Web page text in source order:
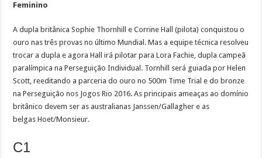
Feminino
A dupla britânica Sophie Thornhill e Corrine Hall (pilota) conquistou o
ouro nas três provas no último Mundial. Mas a equipe técnica resolveu
trocar a dupla e agora Hall irá pilotar para Lora Fachie, dupla campeã
paralímpica na Perseguição Individual. Tornhill será guiada por Helen
Scott, reeditando a parceria do ouro no 500m Time Trial e do bronze
na Perseguição nos Jogos Rio 2016. As principais ameaças ao domínio
britânico devem ser as australianas Janssen/Gallagher e as
belgas Hoet/Monsieur.
C1